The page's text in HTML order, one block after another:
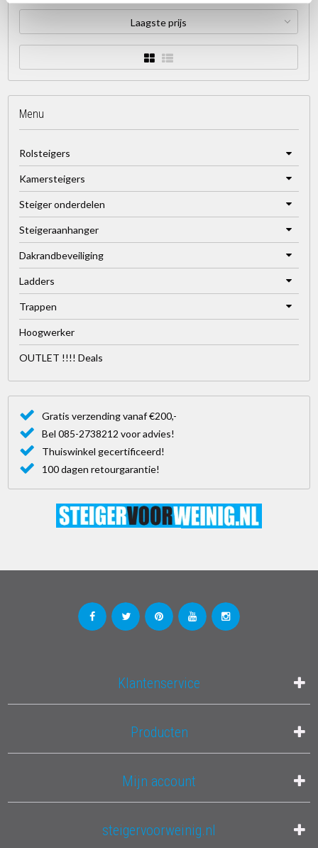
Laagste prijs
Menu
Rolsteigers
Kamersteigers
Steiger onderdelen
Steigeraanhanger
Dakrandbeveiliging
Ladders
Trappen
Hoogwerker
OUTLET !!!! Deals
Gratis verzending vanaf €200,-
Bel 085-2738212 voor advies!
Thuiswinkel gecertificeerd!
100 dagen retourgarantie!
Klantenservice
Producten
Mijn account
steigervoorweinig.nl